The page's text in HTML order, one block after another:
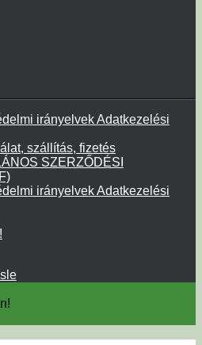
irányelvek Adatkezelési
szállítás, fizetés
SZERZŐDÉSI
irányelvek Adatkezelési